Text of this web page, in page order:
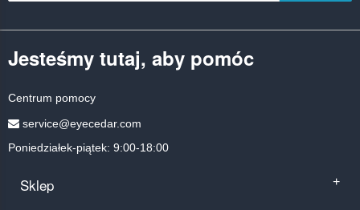
Jesteśmy tutaj, aby pomóc
Centrum pomocy
service@eyecedar.com
Poniedziałek-piątek: 9:00-18:00
Sklep +